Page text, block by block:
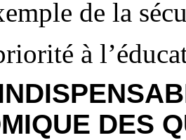
de la
à
DES